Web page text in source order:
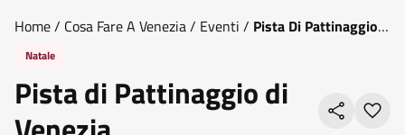
Home/ Cosa Fare A Venezia/ Eventi / Pista Di Pattinaggio
Di Venezia
Natale
Pista di Pattinaggio di